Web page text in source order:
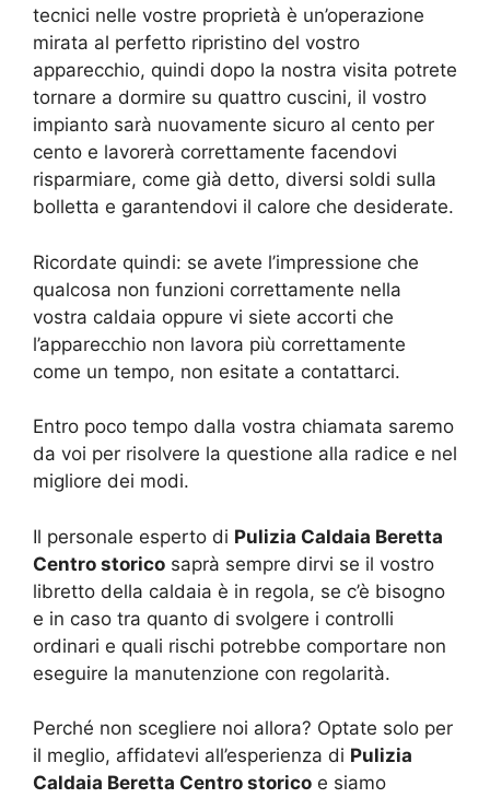
tecnici nelle vostre proprietà è un’operazione
mirata al perfetto ripristino del vostro
apparecchio, quindi dopo la nostra visita potrete
tornare a dormire su quattro cuscini, il vostro
impianto sarà nuovamente sicuro al cento per
cento e lavorerà correttamente facendovi
risparmiare, come già detto, diversi soldi sulla
bolletta e garantendovi il calore che desiderate.
Ricordate quindi: se avete l’impressione che
qualcosa non funzioni correttamente nella
vostra caldaia oppure vi siete accorti che
l’apparecchio non lavora più correttamente
come un tempo, non esitate a contattarci.
Entro poco tempo dalla vostra chiamata saremo
da voi per risolvere la questione alla radice e nel
migliore dei modi.
Il personale esperto di Pulizia Caldaia Beretta
Centro storico saprà sempre dirvi se il vostro
libretto della caldaia è in regola, se c’è bisogno
e in caso tra quanto di svolgere i controlli
ordinari e quali rischi potrebbe comportare non
eseguire la manutenzione con regolarità.
Perché non scegliere noi allora? Optate solo per
il meglio, affidatevi all’esperienza di Pulizia
Caldaia Beretta Centro storico e siamo